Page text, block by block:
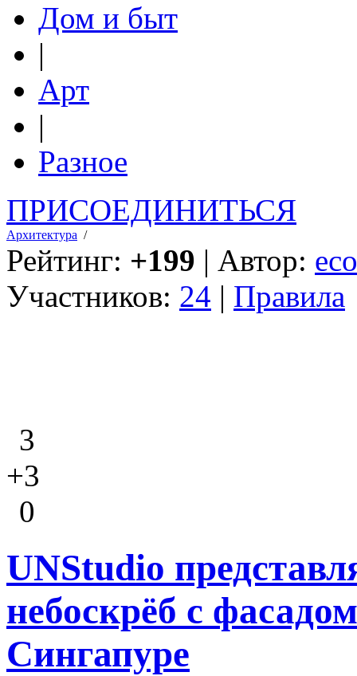
Дом и быт
|
Арт
|
Разное
ПРИСОЕДИНИТЬСЯ
Архитектура /
Рейтинг: +199 | Автор:
Участников: 24 | Правила
3
+3
0
UNStudio
небоскрёб с
Сингапуре